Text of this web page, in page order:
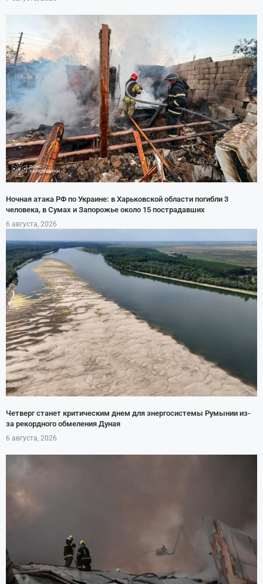
Ночная атака РФ по Украине: в Харьковской области погибли 3
человека, в Сумах и Запорожье около 15 пострадавших
6 августа, 2026
Четверг станет критическим днем для энергосистемы Румынии из-
за рекордного обмеления Дуная
6 августа, 2026